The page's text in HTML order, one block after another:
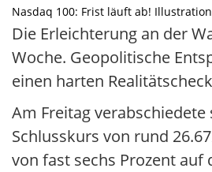
Nasdaq 100: Frist läuft ab!
Die Erleichterung an der
Woche. Geopolitische
einen harten
Am Freitag
Schlusskurs von rund
von fast sechs Prozent auf